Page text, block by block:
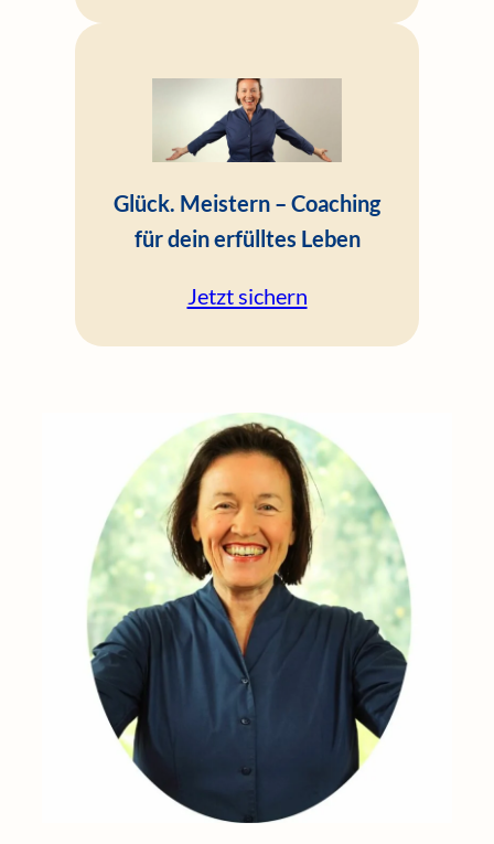
Glück. Meistern – Coaching
für dein erfülltes Leben
Jetzt sichern